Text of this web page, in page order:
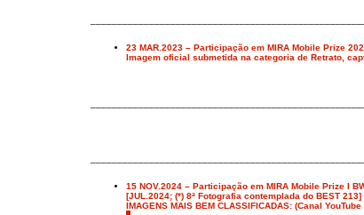
23 MAR.2023 – Participação em MIRA Mobile Prize
Imagem oficial submetida na categoria de Retrato,
15 NOV.2024 – Participação em MIRA Mobile Prize I
[JUL.2024; (*) 8ª Fotografia contemplada do BEST
IMAGENS MAIS BEM CLASSIFICADAS: (Canal